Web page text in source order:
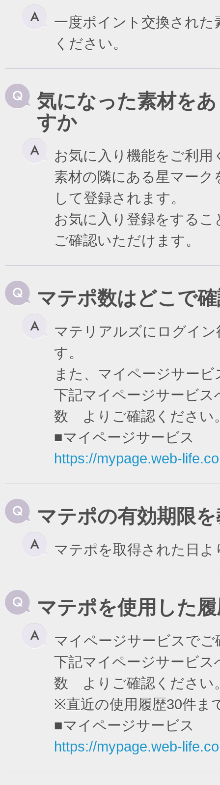
一度ポイント交換され
ください。
気になった素材を
すか
お気に入り機能をご利用
素材の隣にある星マー
して登録されます。
お気に入り登録をする
ご確認いただけます。
マテポ数はどこで
マテリアルズにログイ
す。
また、マイページサー
下記マイページサービ
数 よりご確認ください
■マイページサービス
https://mypage.web-
マテポの有効期限
マテポを取得された日
マテポを使用した
マイページサービスで
下記マイページサービ
数 よりご確認ください
※直近の使用履歴30件ま
■マイページサービス
https://mypage.web-